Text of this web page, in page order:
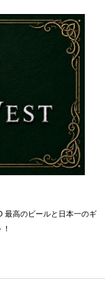
最高のビールと日本一のギ